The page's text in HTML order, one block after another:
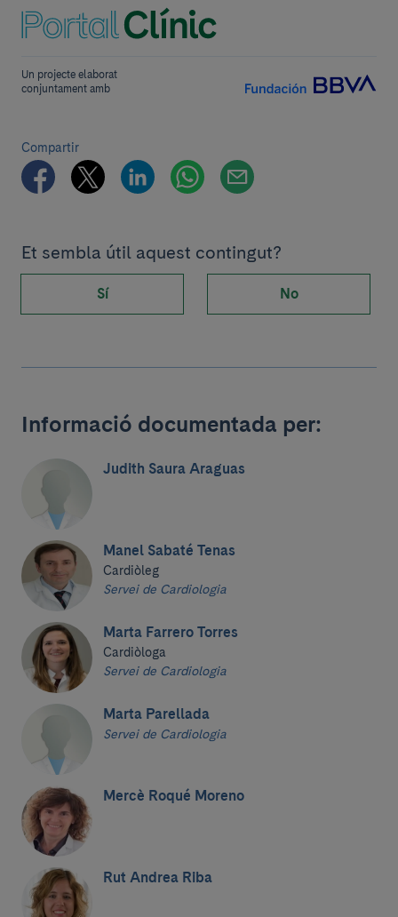
Un projecte elaborat
conjuntament amb
Compartir
Et sembla útil aquest contingut?
Sí No
Informació documentada per:
Judith Saura Araguas
Manel Sabaté Tenas
Cardiòleg
Servei de Cardiologia
Marta Farrero Torres
Cardiòloga
Servei de Cardiologia
Marta Parellada
Servei de Cardiologia
Mercè Roqué Moreno
Rut Andrea Riba